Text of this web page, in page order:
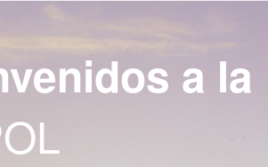
a la